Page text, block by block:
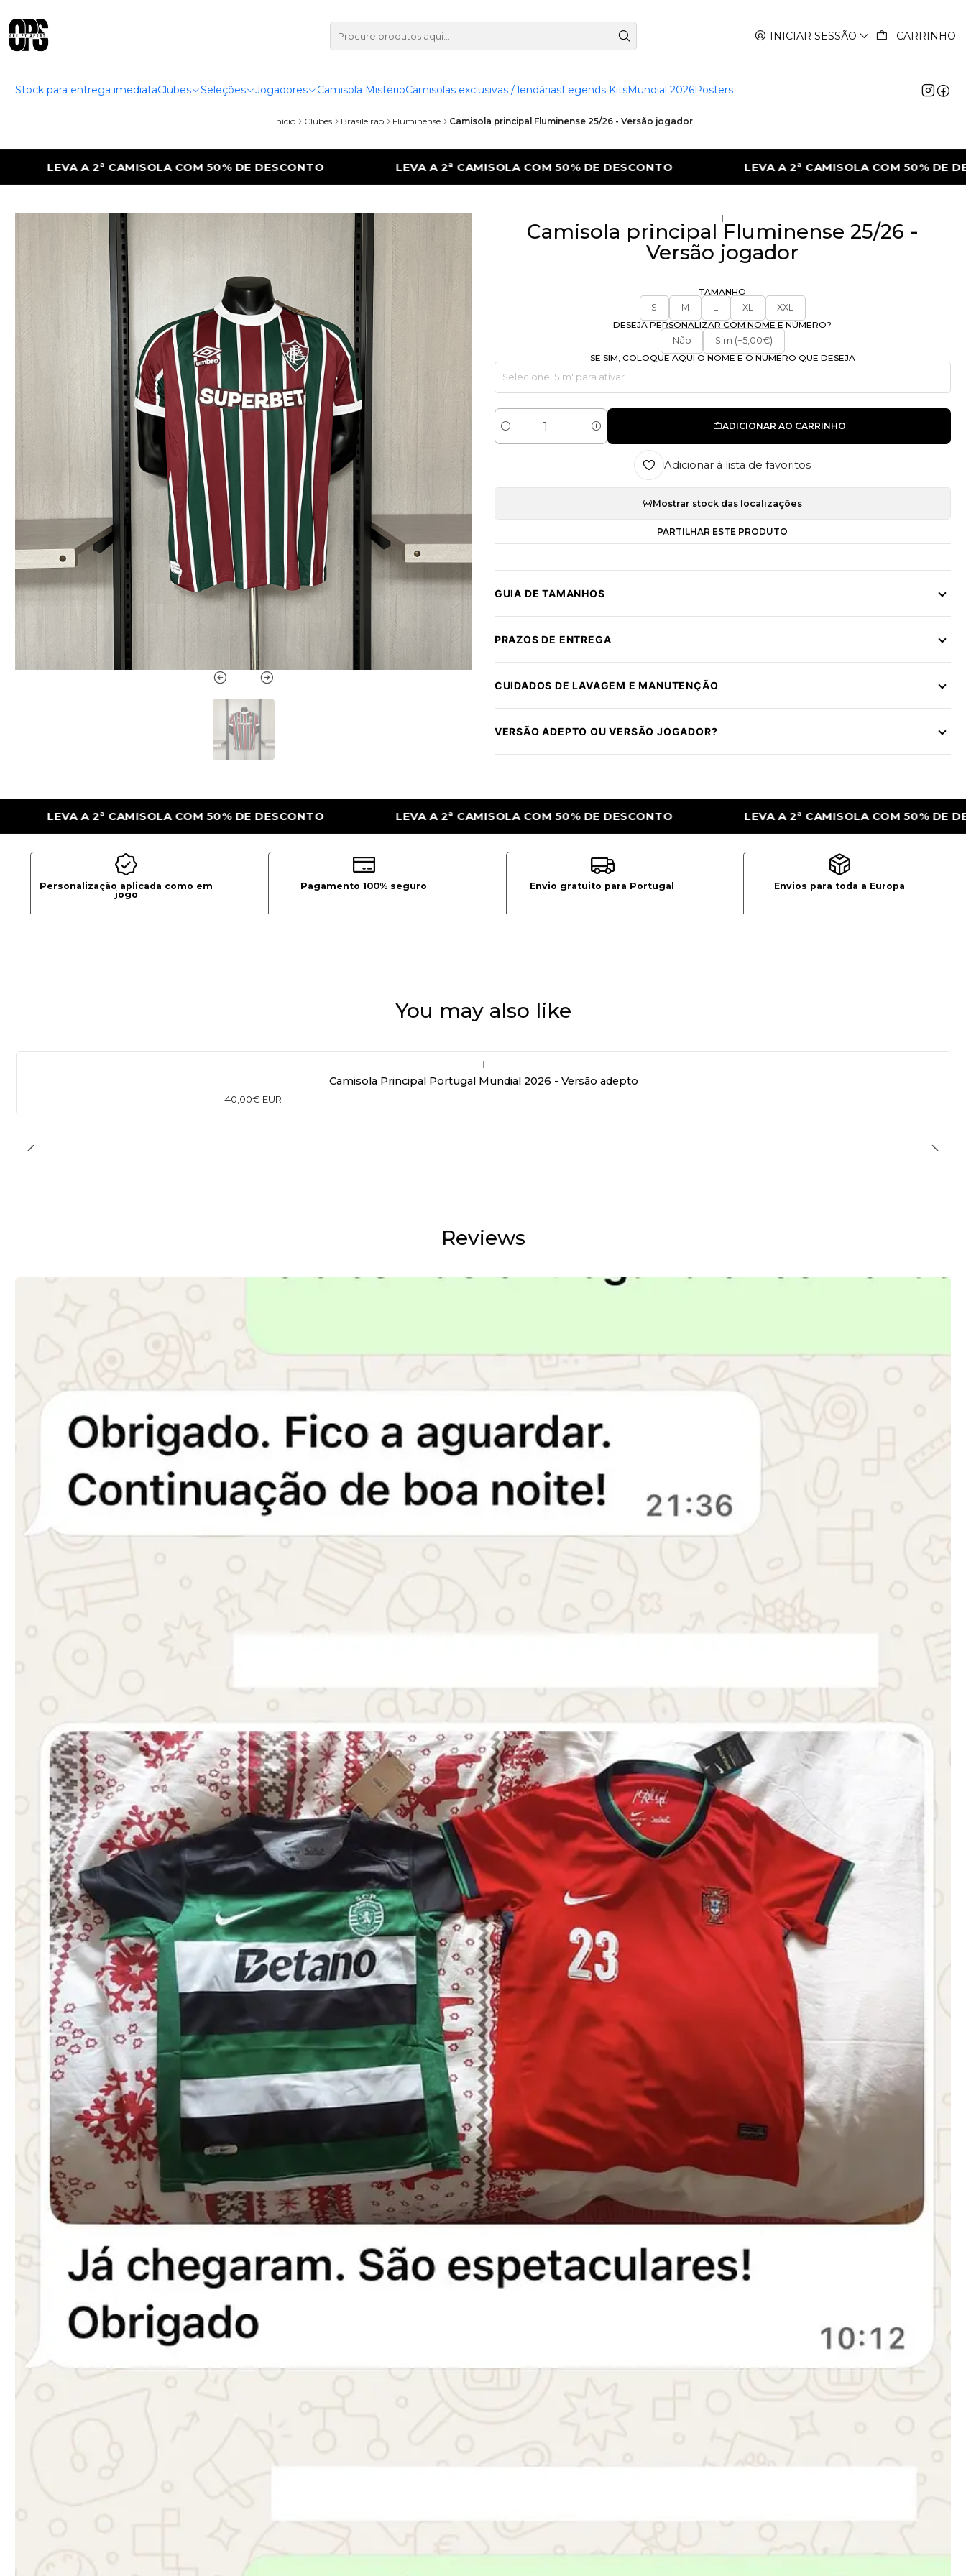
INICIAR SESSÃO CARRINHO
Stock para entrega imediataClubes Seleções Jogadores Camisola MistérioCamisolas exclusivas / lendáriasLegends KitsMundial 2026Posters
Início Clubes Brasileirão Fluminense Camisola principal Fluminense 25/26 - Versão jogador
DE DESCONTO LEVA A 2ª CAMISOLA COM 50% DE DESCONTO LEVA A 2ª CAMISOLA COM 50% DE DESCONTO LEVA A 2ª
|
Camisola principal Fluminense 25/26 -
Versão jogador
TAMANHO
S
M L XL
XXL
DESEJA PERSONALIZAR COM NOME E NÚMERO?
Não
Sim (+5,00€)
SE SIM, COLOQUE AQUI O NOME E O NÚMERO QUE DESEJA
Quantidade
ADICIONAR AO CARRINHO
Adicionar à lista de favoritos
Mostrar stock das localizações
PARTILHAR ESTE PRODUTO
GUIA DE TAMANHOS
PRAZOS DE ENTREGA
CUIDADOS DE LAVAGEM E MANUTENÇÃO
VERSÃO ADEPTO OU VERSÃO JOGADOR?
DE DESCONTO LEVA A 2ª CAMISOLA COM 50% DE DESCONTO LEVA A 2ª CAMISOLA COM 50% DE DESCONTO LEVA A 2ª
Personalização aplicada como em
jogo
Pagamento 100% seguro Envio gratuito para Portugal Envios para toda a Europa
You may also like
|
Camisola Principal Portugal Mundial 2026 - Versão adepto
40,00€ EUR
Reviews